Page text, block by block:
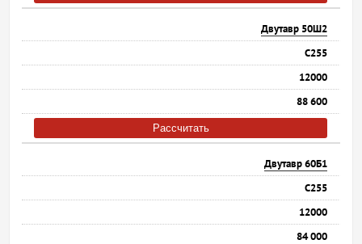
Двутавр 50Ш2
С255
12000
88 600
Рассчитать
Двутавр 60Б1
С255
12000
84 000